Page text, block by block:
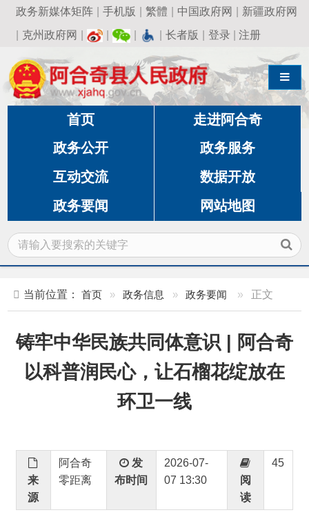
政务新媒体矩阵 | 手机版 繁體 | 中国政府网 | 新疆政府网
克州政府网 | | | 长者版 | 登录|注册
导航切换
首页 走进阿合奇
政务公开 政务服务
互动交流 数据开放
政务要闻 网站地图
当前位置： 首页 » 政务信息 » 政务要闻 » 正文
铸牢中华民族共同体意识 | ​阿合奇
以科普润民心，让石榴花绽放在
环卫一线
发
2026-07-
近日，阿合奇县委宣传部、县科协、县疾控中
心联合开展
“铸牢中华民族共同体意识”暨文化科技